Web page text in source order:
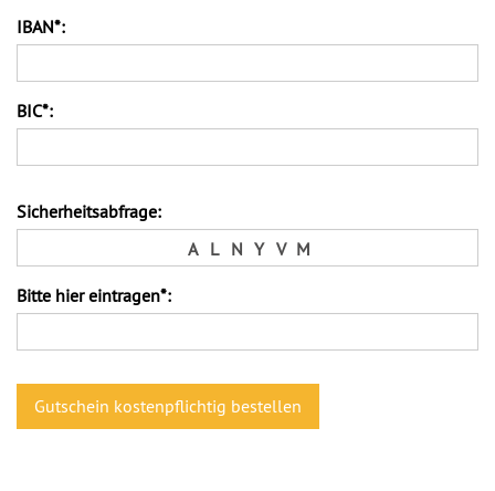
IBAN*:
BIC*:
Sicherheitsabfrage:
A
N V M
L Y
Bitte hier eintragen*: